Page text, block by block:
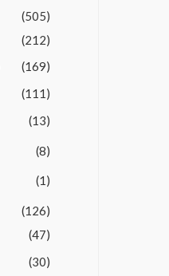
(505)
(212)
(169)
(111)
(13)
(8)
(1)
(126)
(47)
(30)